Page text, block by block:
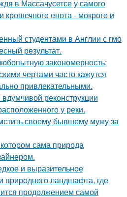
в Массачусетсе у самого
енота - мокрого и
студентами в Англии с гмо
результат.
закономерность:
чертами часто кажутся
привлекательными.
реконструкции
у реки.
своему бывшему мужу за
сама природа
и выразительное
природного ландшафта, где
продолжением самой